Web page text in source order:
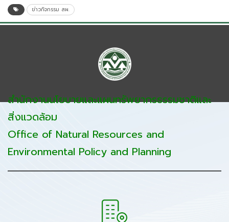
ข่าวกิจกรรม สผ.
สำนักงานนโยบายและแผนทรัพยากรธรรมชาติและ
สิ่งแวดล้อม
Office of Natural Resources and
Environmental Policy and Planning